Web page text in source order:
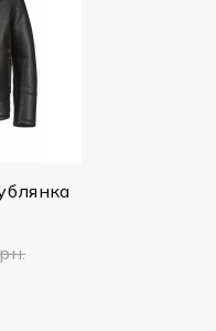
390 8750